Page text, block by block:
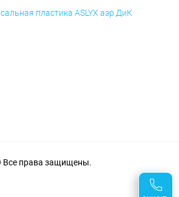
пластика ASLYX аэр ДиК
Все права защищены.